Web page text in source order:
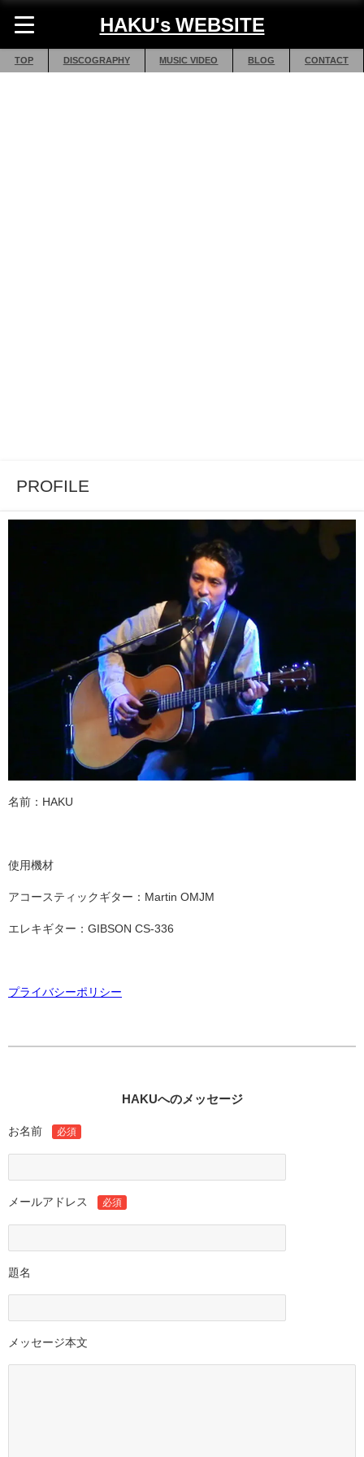
HAKU's WEBSITE
TOP DISCOGRAPHY MUSIC VIDEO BLOG CONTACT
PROFILE
名前：HAKU
使用機材
アコースティックギター：Martin OMJM
エレキギター：GIBSON CS-336
プライバシーポリシー
HAKUへのメッセージ
お名前 必須
メールアドレス 必須
題名
メッセージ本文